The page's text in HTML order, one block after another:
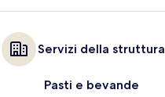
Servizi della struttura
Pasti e bevande